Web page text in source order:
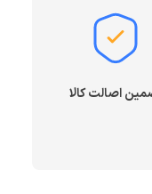
اصالت کالا